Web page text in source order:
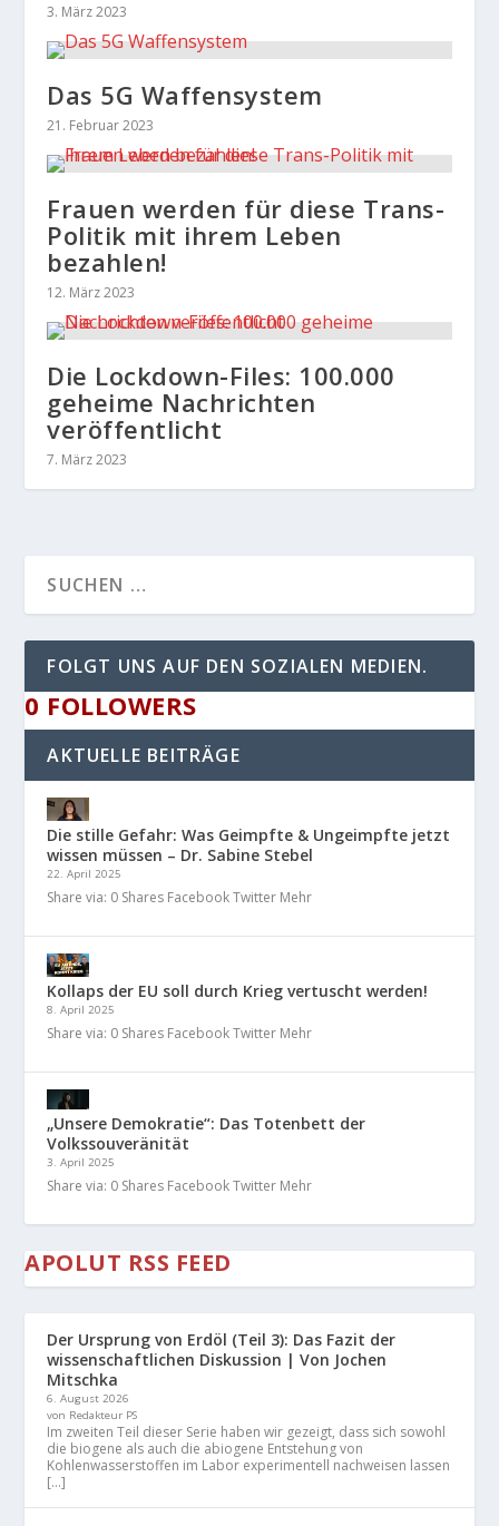
3. März 2023
Das 5G Waffensystem
21. Februar 2023
Frauen werden für diese Trans-
Politik mit ihrem Leben
bezahlen!
12. März 2023
Die Lockdown-Files: 100.000
geheime Nachrichten
veröffentlicht
7. März 2023
FOLGT UNS AUF DEN SOZIALEN MEDIEN.
0 FOLLOWERS
AKTUELLE BEITRÄGE
Die stille Gefahr: Was Geimpfte & Ungeimpfte jetzt
wissen müssen – Dr. Sabine Stebel
22. April 2025
Share via: 0 Shares Facebook Twitter Mehr
Kollaps der EU soll durch Krieg vertuscht werden!
8. April 2025
Share via: 0 Shares Facebook Twitter Mehr
„Unsere Demokratie“: Das Totenbett der
Volkssouveränität
3. April 2025
Share via: 0 Shares Facebook Twitter Mehr
APOLUT RSS FEED
Der Ursprung von Erdöl (Teil 3): Das Fazit der
wissenschaftlichen Diskussion | Von Jochen
Mitschka
6. August 2026
von Redakteur PS
Im zweiten Teil dieser Serie haben wir gezeigt, dass sich sowohl
die biogene als auch die abiogene Entstehung von
Kohlenwasserstoffen im Labor experimentell nachweisen lassen
[…]